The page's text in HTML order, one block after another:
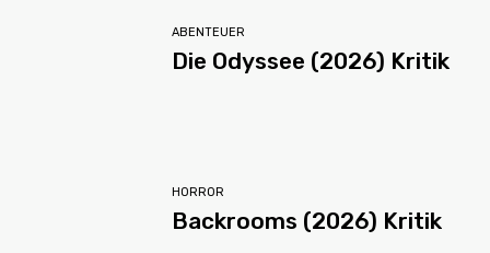
ABENTEUER
Die Odyssee (2026) Kritik
HORROR
Backrooms (2026) Kritik